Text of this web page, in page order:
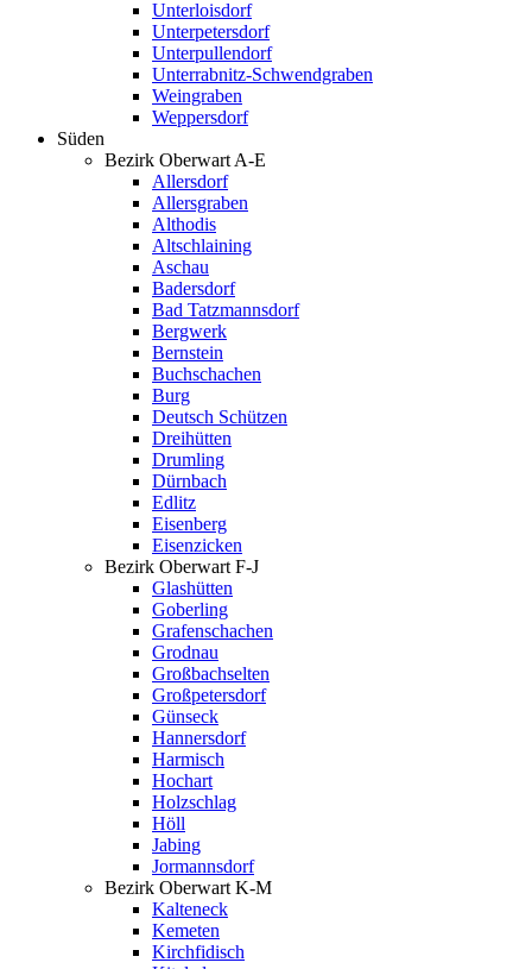
Unterloisdorf
Unterpetersdorf
Unterpullendorf
Unterrabnitz-Schwendgraben
Weingraben
Weppersdorf
Süden
Bezirk Oberwart A-E
Allersdorf
Allersgraben
Althodis
Altschlaining
Aschau
Badersdorf
Bad Tatzmannsdorf
Bergwerk
Bernstein
Buchschachen
Burg
Deutsch Schützen
Dreihütten
Drumling
Dürnbach
Edlitz
Eisenberg
Eisenzicken
Bezirk Oberwart F-J
Glashütten
Goberling
Grafenschachen
Grodnau
Großbachselten
Großpetersdorf
Günseck
Hannersdorf
Harmisch
Hochart
Holzschlag
Höll
Jabing
Jormannsdorf
Bezirk Oberwart K-M
Kalteneck
Kemeten
Kirchfidisch